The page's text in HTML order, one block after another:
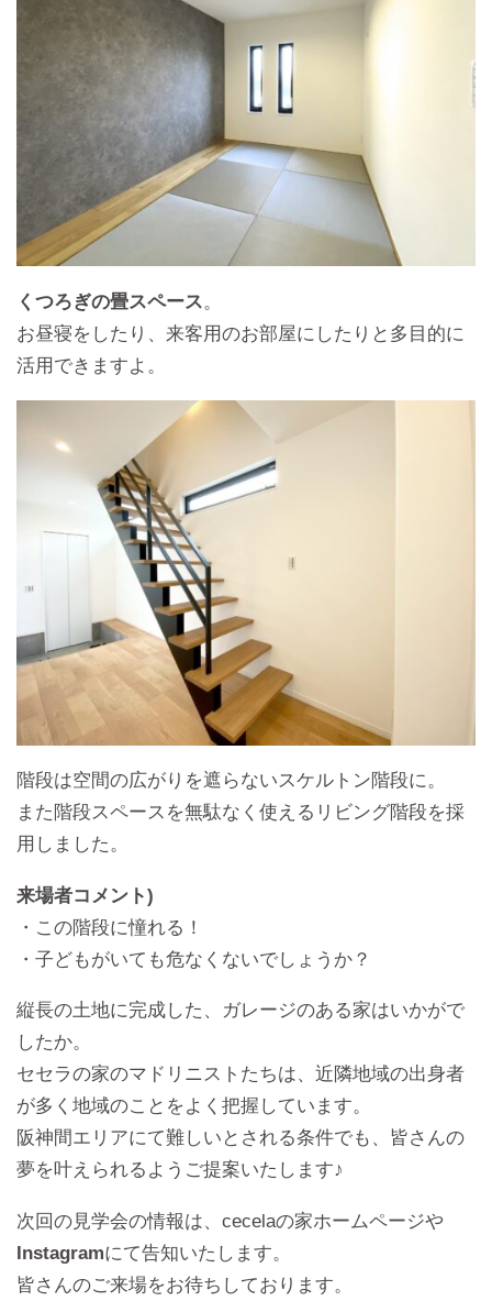
くつろぎの畳スペース。
お昼寝をしたり、来客用のお部屋にしたりと多目的に
活用できますよ。
階段は空間の広がりを遮らないスケルトン階段に。
また階段スペースを無駄なく使えるリビング階段を採
用しました。
来場者コメント)
・この階段に憧れる！
・子どもがいても危なくないでしょうか？
縦長の土地に完成した、ガレージのある家はいかがで
したか。
セセラの家のマドリニストたちは、近隣地域の出身者
が多く地域のことをよく把握しています。
阪神間エリアにて難しいとされる条件でも、皆さんの
夢を叶えられるようご提案いたします♪
次回の見学会の情報は、cecelaの家ホームページや
Instagramにて告知いたします。
皆さんのご来場をお待ちしております。